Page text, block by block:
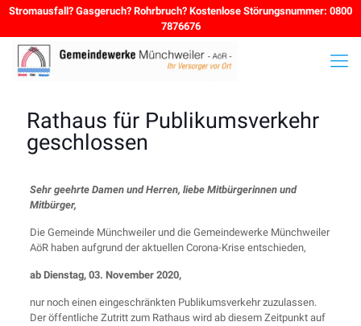
Stromausfall? Gasgeruch? Rohrbruch? Kostenlose Störungsnummer: 0800
7876676
Rathaus für Publikumsverkehr
geschlossen
Sehr geehrte Damen und Herren, liebe Mitbürgerinnen und
Mitbürger,
Die Gemeinde Münchweiler und die Gemeindewerke Münchweiler
AöR haben aufgrund der aktuellen Corona-Krise entschieden,
ab Dienstag, 03. November 2020,
nur noch einen eingeschränkten Publikumsverkehr zuzulassen.
Der öffentliche Zutritt zum Rathaus wird ab diesem Zeitpunkt auf